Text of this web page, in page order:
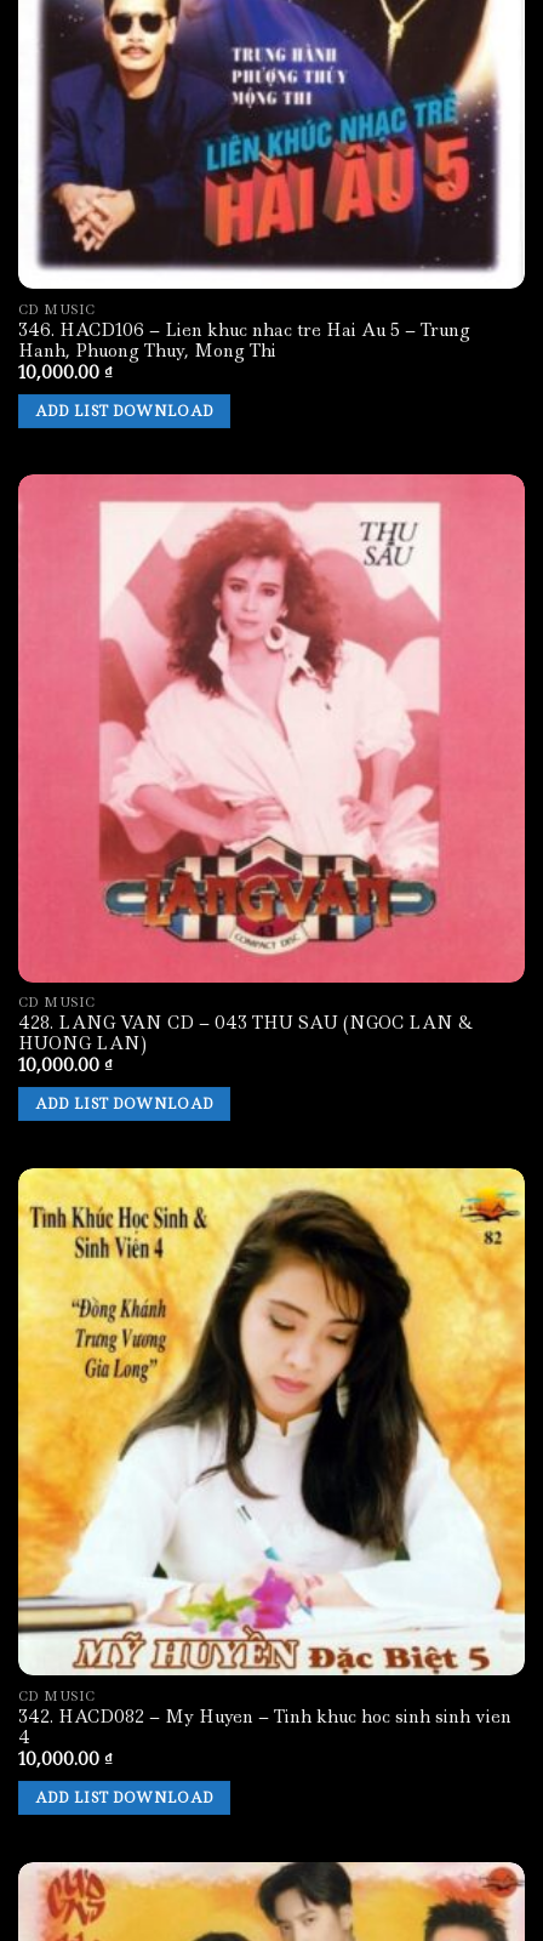
CD MUSIC
346. HACD106 – Lien khuc nhac tre Hai Au 5 – Trung
Hanh, Phuong Thuy, Mong Thi
10,000.00 ₫
ADD LIST DOWNLOAD
CD MUSIC
428. LANG VAN CD – 043 THU SAU (NGOC LAN &
HUONG LAN)
10,000.00 ₫
ADD LIST DOWNLOAD
CD MUSIC
342. HACD082 – My Huyen – Tinh khuc hoc sinh sinh vien
4
10,000.00 ₫
ADD LIST DOWNLOAD